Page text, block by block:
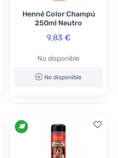
Henné Color Champú
250ml Neutro
9,83 €
No disponible
No disponible